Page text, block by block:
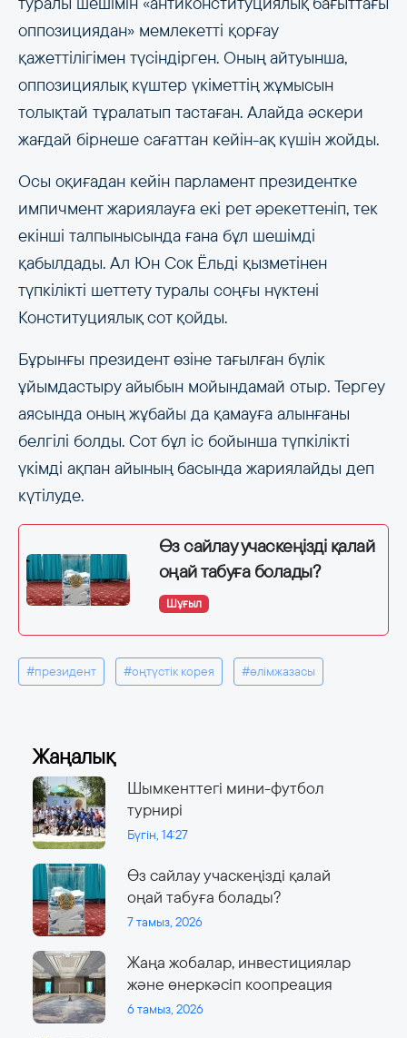
оппозициядан» мемлекетті қорғау
қажеттілігімен түсіндірген. Оның айтуынша,
оппозициялық күштер үкіметтің жұмысын
толықтай тұралатып тастаған. Алайда әскери
жағдай бірнеше сағаттан кейін-ақ күшін жойды.
Осы оқиғадан кейін парламент президентке
импичмент жариялауға екі рет әрекеттеніп, тек
екінші талпынысында ғана бұл шешімді
қабылдады. Ал Юн Сок Ёльді қызметінен
түпкілікті шеттету туралы соңғы нүктені
Конституциялық сот қойды.
Бұрынғы президент өзіне тағылған бүлік
ұйымдастыру айыбын мойындамай отыр. Тергеу
аясында оның жұбайы да қамауға алынғаны
белгілі болды. Сот бұл іс бойынша түпкілікті
үкімді ақпан айының басында жариялайды деп
күтілуде.
Өз сайлау учаскеңізді қалай
оңай табуға болады?
Шұғыл
#президент #оңтүстік корея #өлімжазасы
Жаңалық
Шымкенттегі мини-футбол
турнирі
Бүгін, 14:27
Өз сайлау учаскеңізді қалай
оңай табуға болады?
7 тамыз, 2026
Жаңа жобалар, инвестициялар
және өнеркәсіп коопреация
6 тамыз, 2026